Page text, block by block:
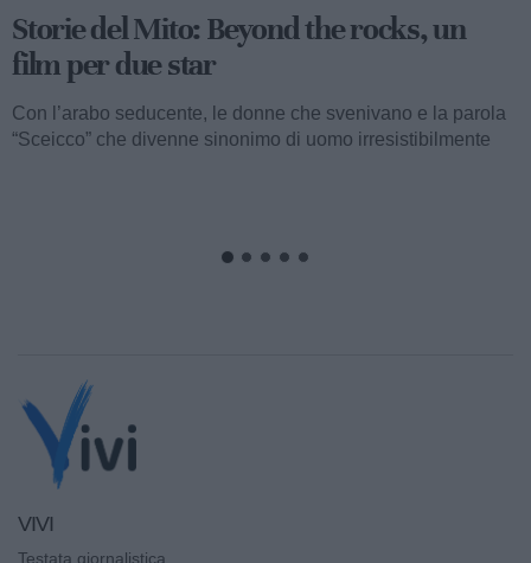
Storie del Mito: Beyond the rocks, un
film per due star
Con l’arabo seducente, le donne che svenivano e la parola
“Sceicco” che divenne sinonimo di uomo irresistibilmente
VIVI
Testata giornalistica